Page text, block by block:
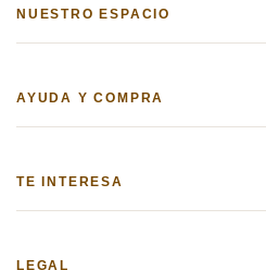
NUESTRO ESPACIO
AYUDA Y COMPRA
TE INTERESA
LEGAL